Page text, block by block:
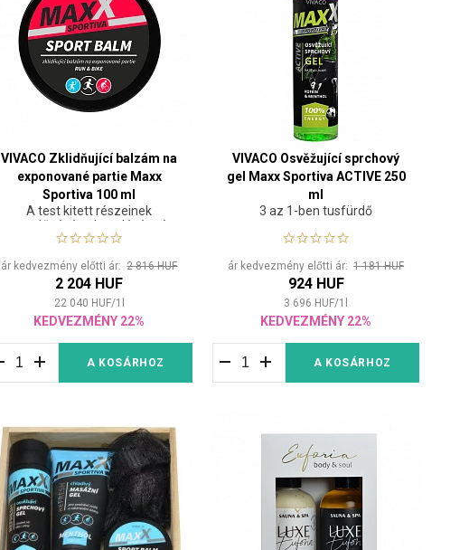
VIVACO Zklidňující balzám na
exponované partie Maxx
Sportiva 100 ml
A test kitett részeinek
megelőzésére, kezelésére és
megnyugtatására
ár kedvezmény előtti ár:2 816 HUF
2 204 HUF
22 040 HUF/1
KEDVEZMÉNY 22%
A KOSÁRHOZ
VIVACO Osvěžující sprchový
gel Maxx Sportiva ACTIVE 250
ml
3 az 1-ben tusfürdő
ár kedvezmény előtti ár:1 181 HUF
924 HUF
3 696 HUF/1
KEDVEZMÉNY 22%
A KOSÁRHOZ